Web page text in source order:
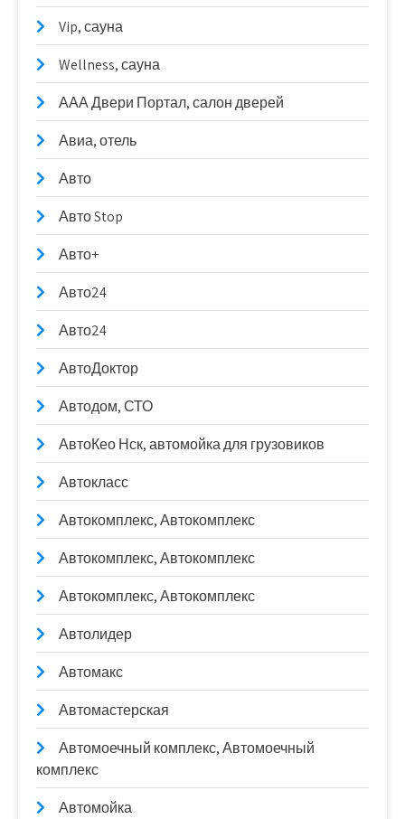
Vip, сауна
Wellness, сауна
ААА Двери Портал, салон дверей
Авиа, отель
Авто
Авто Stop
Авто+
Авто24
Авто24
АвтоДоктор
Автодом, СТО
АвтоКео Нск, автомойка для грузовиков
Автокласс
Автокомплекс, Автокомплекс
Автокомплекс, Автокомплекс
Автокомплекс, Автокомплекс
Автолидер
Автомакс
Автомастерская
Автомоечный комплекс, Автомоечный
комплекс
Автомойка